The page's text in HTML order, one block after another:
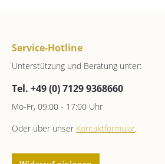
Service-Hotline
Unterstützung und Beratung unter:
Tel. +49 (0) 7129 9368660
Mo-Fr, 09:00 - 17:00 Uhr
Oder über unser Kontaktformular.